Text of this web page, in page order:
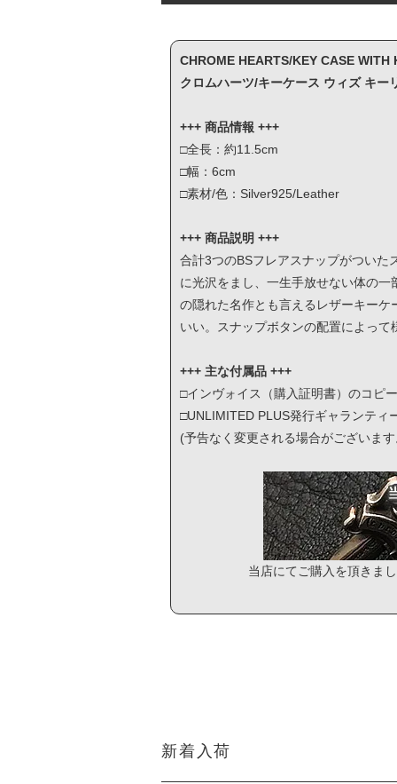
CHROME HEARTS/KEY CASE
クロムハーツ/キーケース ウィズ キー
+++ 商品情報 +++
□全長：約11.5cm
□幅：6cm
□素材/色：Silver925/Leather
+++ 商品説明 +++
合計3つのBSフレアスナップがついた
に光沢をまし、一生手放せない体の
の隠れた名作とも言えるレザーキー
いい。スナップボタンの配置によっ
+++ 主な付属品 +++
□インヴォイス（購入証明書）のコピー
□UNLIMITED PLUS発行ギャランティ
(予告なく変更される場合がございま
当店にてご購入を頂きま
新着入荷